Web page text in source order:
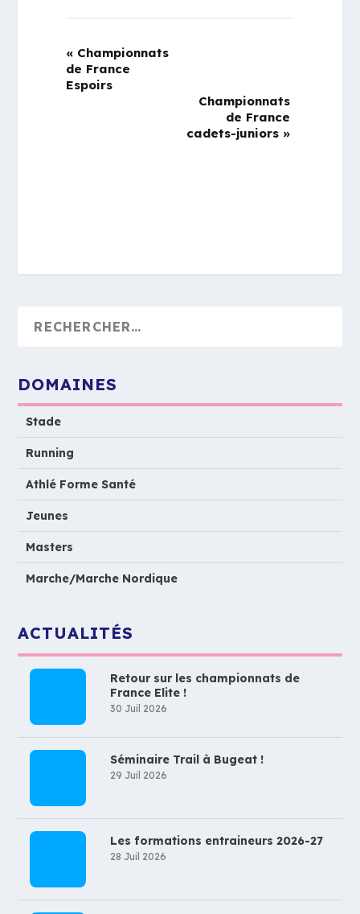
« Championnats
de France
Espoirs
Championnats
de France
cadets-juniors »
DOMAINES
Stade
Running
Athlé Forme Santé
Jeunes
Masters
Marche/Marche Nordique
ACTUALITÉS
Retour sur les championnats de
France Elite !
30 Juil 2026
Séminaire Trail à Bugeat !
29 Juil 2026
Les formations entraineurs 2026-27
28 Juil 2026